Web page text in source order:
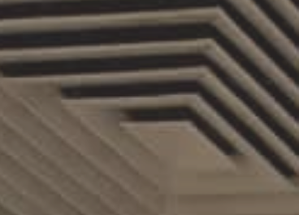
général travaux
tous corps d’état